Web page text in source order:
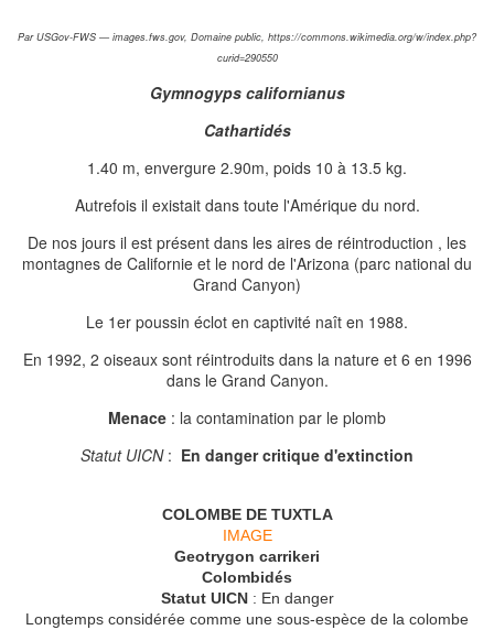
Par USGov-FWS — images.fws.gov, Domaine public, https://commons.wikimedia.org/w/index.php?
curid=290550
Gymnogyps californianus
Cathartidés
1.40 m, envergure 2.90m, poids 10 à 13.5 kg.
Autrefois il existait dans toute l'Amérique du nord.
De nos jours il est présent dans les aires de réintroduction , les
montagnes de Californie et le nord de l'Arizona (parc national du
Grand Canyon)
Le 1er poussin éclot en captivité naît en 1988.
En 1992, 2 oiseaux sont réintroduits dans la nature et 6 en 1996
dans le Grand Canyon.
Menace : la contamination par le plomb
Statut UICN: En danger critique d'extinction
COLOMBE DE TUXTLA
IMAGE
Geotrygon carrikeri
Colombidés
Statut UICN : En danger
Longtemps considérée comme une sous-espèce de la colombe